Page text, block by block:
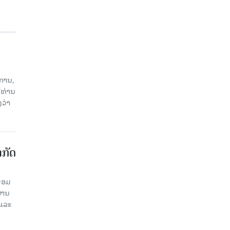
ານ,
ານ
າ
ດ
ມ
ນ​
ລະ